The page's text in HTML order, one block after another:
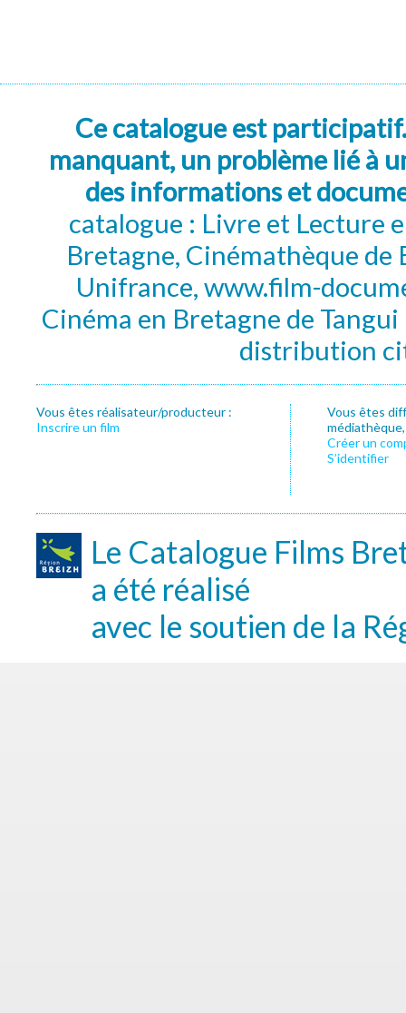
Ce catalogue est
manquant, un problème lié à
des informations et
catalogue : Livre et Lecture
Bretagne, Cinémathèque de
Unifrance, www.film-
Cinéma en Bretagne de
distribution
Vous êtes réalisateur/producteur :
Inscrire un film
Vous êtes
Créer un
S’identifier
Le Catalogue Films
a été réalisé
avec le soutien de la